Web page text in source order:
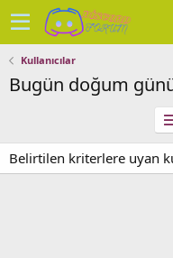
Kullanıcılar
Bugün doğum
Belirtilen kriterlere uyan